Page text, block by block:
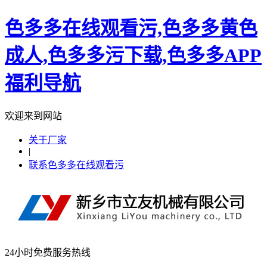
色多多在线观看污,色多多黄色
成人,色多多污下载,色多多APP
福利导航
欢迎来到网站
关于厂家
|
联系色多多在线观看污
24小时免费服务热线